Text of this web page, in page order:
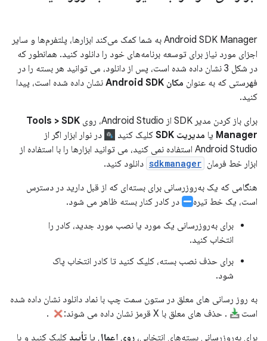
Android SDK Manager به شما کمک می‌کند ابزارها، پلتفرم‌ها و سایر
اجزای مورد نیاز برای توسعه برنامه‌های خود را دانلود کنید. همانطور که
در شکل 3 نشان داده شده است، پس از دانلود، می توانید هر بسته را در
فهرستی که به عنوان مکان Android SDK
نشان داده شده است، پیدا
کنید.
برای باز کردن مدیر SDK از Android Studio، روی
Tools > SDK
Manager یا مدیریت SDK کلیک کنید
در نوار ابزار اگر از
Android Studio استفاده نمی کنید، می توانید ابزارها را با استفاده از
ابزار خط فرمان sdkmanager دانلود کنید.
هنگامی که یک به‌روزرسانی برای بسته‌ای که از قبل دارید در دسترس
است، یک خط تیره
در کادر کنار بسته ظاهر می شود.
برای به‌روزرسانی یک مورد یا نصب مورد جدید، کادر را
انتخاب کنید.
برای حذف نصب بسته، کلیک کنید تا کادر انتخاب پاک
شود.
به روز رسانی های معلق در ستون سمت چپ با نماد دانلود نشان داده شده
است
. حذف های معلق با X قرمز نشان داده می شوند:
.
برای به‌روزرسانی بسته‌های انتخابی، روی اعمال یا تأیید کلیک کنید و با